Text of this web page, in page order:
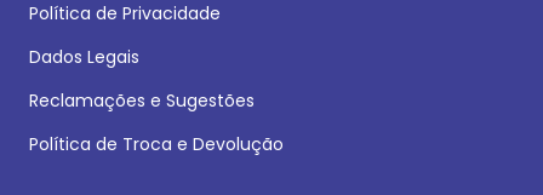
Política de Privacidade
Dados Legais
Reclamações e Sugestões
Política de Troca e Devolução